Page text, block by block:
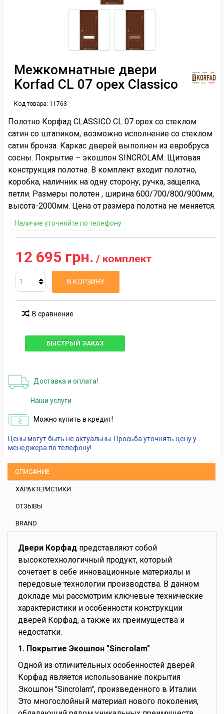
Межкомнатные двери
Korfad CL 07 орех Classico
Код товара: 11763
Полотно Корфад CLASSICO CL 07 орех со стеклом
сатин со штапиком, возможно исполнение со стеклом
сатин бронза. Каркас дверей выполнен из евробруса
сосны. Покрытие – экошпон SINCROLAM. Щитовая
конструкция полотна. В комплект входит полотно,
коробка, наличник на одну сторону, ручка, защелка,
петли. Размеры полотен , ширина 600/700/800/900мм,
высота-2000мм. Цена от размера полотна не меняется.
Наличие уточняйте по телефону
12 695 грн. / комплект
В КОРЗИНУ
В сравнение
БЫСТРЫЙ ЗАКАЗ
Доставка и оплата!
Наши услуги
Можно купить в кредит!
Цены могут быть не актуальны. Просьба уточнять цену у
менеджера по телефону!
ОПИСАНИЕ
ХАРАКТЕРИСТИКИ
ОТЗЫВЫ
BRAND
Двери Корфад представляют собой
высокотехнологичный продукт, который
сочетает в себе инновационные материалы и
передовые технологии производства. В данном
докладе мы рассмотрим ключевые технические
характеристики и особенности конструкции
дверей Корфад, а также их преимущества и
недостатки.
1. Покрытие Экошпон "Sincrolam"
Одной из отличительных особенностей дверей
Корфад является использование покрытия
Экошпон "Sincrolam", произведенного в Италии.
Это многослойный материал нового поколения,